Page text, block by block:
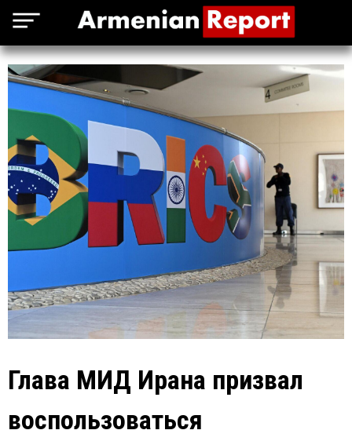
Глава МИД Ирана призвал
воспользоваться